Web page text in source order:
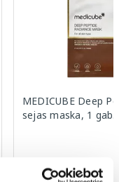
MEDICUBE Deep
sejas maska, 1 gab.